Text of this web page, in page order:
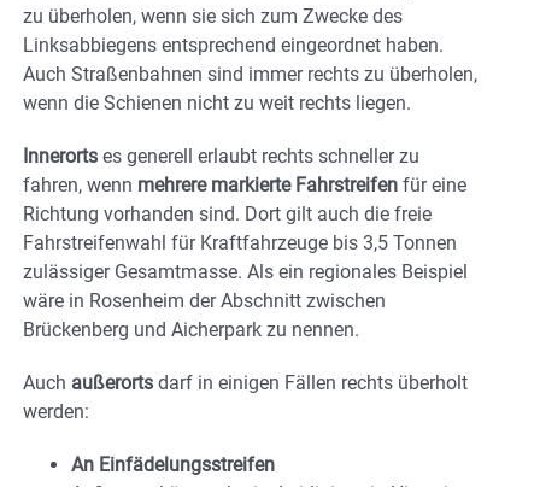
zu überholen, wenn sie sich zum Zwecke des
Linksabbiegens entsprechend eingeordnet haben.
Auch Straßenbahnen sind immer rechts zu überholen,
wenn die Schienen nicht zu weit rechts liegen.
Innerorts es generell erlaubt rechts schneller zu
fahren, wenn mehrere markierte Fahrstreifen für eine
Richtung vorhanden sind. Dort gilt auch die freie
Fahrstreifenwahl für Kraftfahrzeuge bis 3,5 Tonnen
zulässiger Gesamtmasse. Als ein regionales Beispiel
wäre in Rosenheim der Abschnitt zwischen
Brückenberg und Aicherpark zu nennen.
Auch außerorts darf in einigen Fällen rechts überholt
werden:
An Einfädelungsstreifen